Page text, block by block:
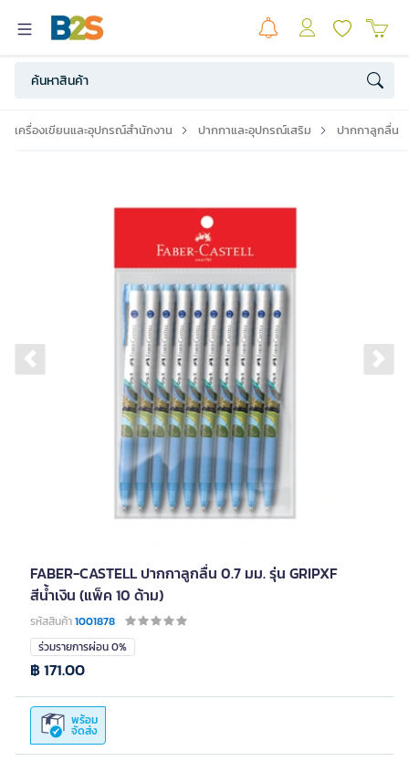
เครื่องเขียนและอุปกรณ์สำนักงาน ปากกาและอุปกรณ์เสริม ปากกาลูกลื่น
Previous slide
FABER-CASTELL ปากกาลูกลื่น 0.7 มม. รุ่น GRIPXF
สีน้ำเงิน (แพ็ค 10 ด้าม)
รหัสสินค้า1001878
ร่วมรายการผ่อน 0%
พร้อม
จัดส่ง
฿ 171.00